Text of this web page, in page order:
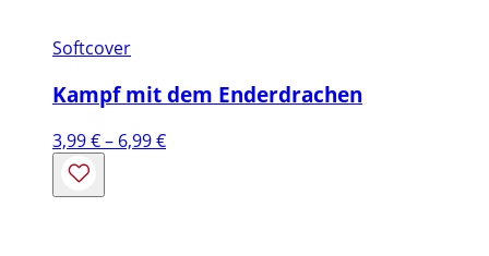
Softcover
Kampf mit dem Enderdrachen
3,99€– 6,99€Preisspanne: